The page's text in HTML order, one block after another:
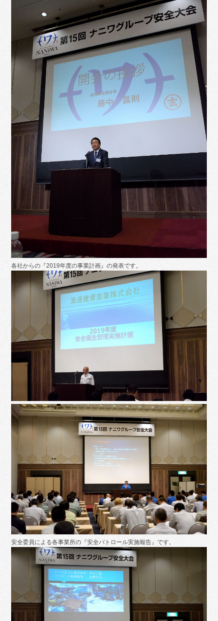
各社からの『2019年度の事業計画』の発表です。
安全委員による各事業所の『安全パトロール実施報告』です。